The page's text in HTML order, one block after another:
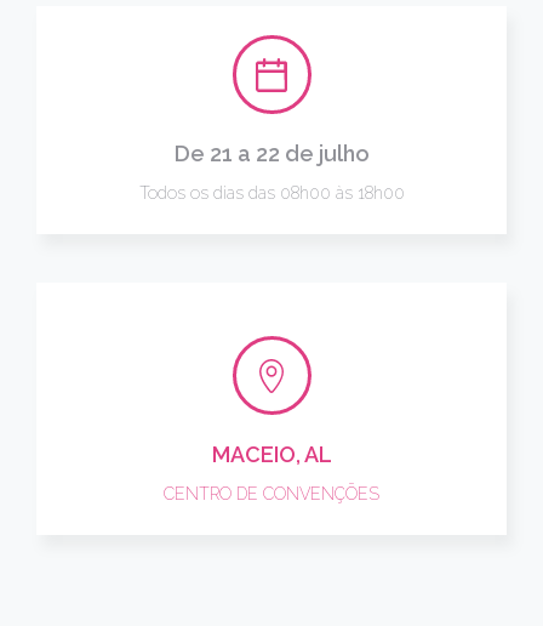
De 21 a 22 de julho
Todos os dias das 08h00 às 18h00
MACEIO, AL
CENTRO DE CONVENÇÕES